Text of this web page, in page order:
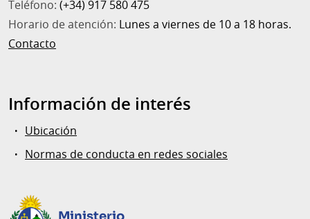
Teléfono: (+34) 917 580 475
Horario de atención: Lunes a viernes de 10 a 18 horas.
Contacto
Información de interés
Ubicación
Normas de conducta en redes sociales